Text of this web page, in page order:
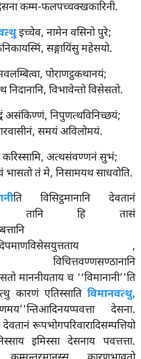
कम्म-फलपच्चक्खकारिनी.
इच्चेव, नामेन वसिनो पुरे;
सङ्गायिंसु महेसयो.
पोराणट्ठकथानयं;
निदानानि, विभावेन्तो विसेसतो.
असंकिण्णं, निपुणत्थविनिच्छयं;
समयं अविलोमयं.
अत्थसंवण्णनं सुभं;
तं मे, निसामयथ साधवोति.
ति विसिट्ठमानानि देवतानं
तानि हि तासं
,
विचित्तवण्णसण्ठानानि
माननीयताय च ‘‘विमानानी’’ति
कारणं एतिस्साति विमानवत्थु,
देसना.
रूपभोगपरिवारादिसम्पत्तियो
इमिस्सा देसनाय पवत्तत्ता.